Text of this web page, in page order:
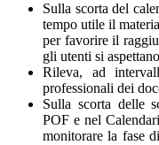
Sulla scorta del
tempo utile il
per favorire il
gli utenti si
Rileva, ad
professionali dei
Sulla scorta delle
POF e nel
monitorare la fase